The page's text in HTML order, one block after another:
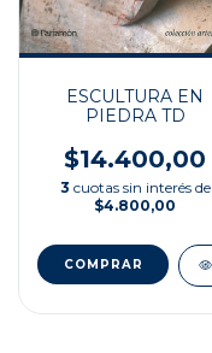
ESCULTURA EN
PIEDRA TD
$14.400,00
3 cuotas sin interés de
$4.800,00